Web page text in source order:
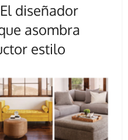
diseñador
asombra
estilo